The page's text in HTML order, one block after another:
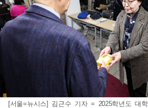
[서울=뉴시스] 김근수 기자 = 2025학년도 대